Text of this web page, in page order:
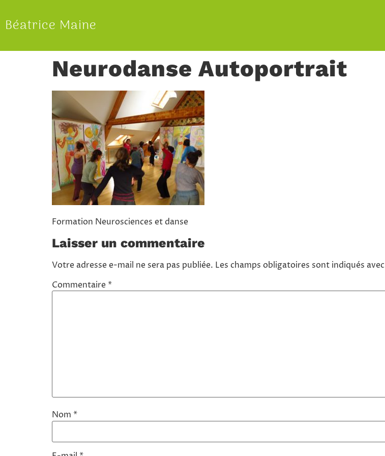
Béatrice Maine
Neurodanse Autoportrait
Formation Neurosciences et danse
Laisser un commentaire
Votre adresse e-mail ne sera pas publiée. Les champs obligatoires sont indiqués avec
Commentaire*
Nom *